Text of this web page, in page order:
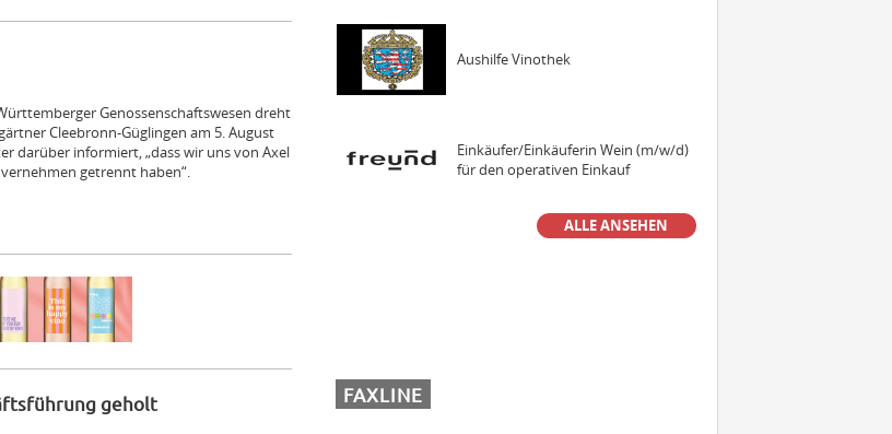
Genossenschaftswesen dreht
Cleebronn-Güglingen am 5. August
darüber informiert, „dass wir uns von Axel
getrennt haben“.
geholt
Aushilfe Vinothek
Einkäufer/Einkäuferin Wein (m/w/d)
für den operativen Einkauf
ALLE ANSEHEN
FAXLINE